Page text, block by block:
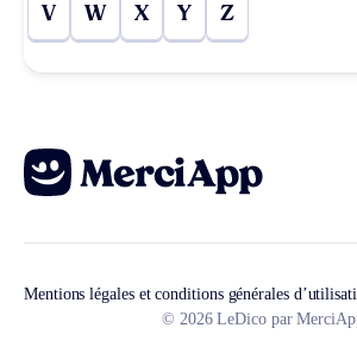
V W X Y Z
Mentions légales et conditions générales
© 2026 LeDico par